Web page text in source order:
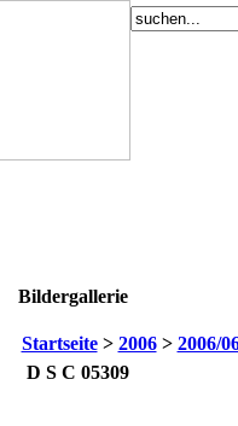
Bildergallerie
Startseite> 2006> 2006/
D S C 05309